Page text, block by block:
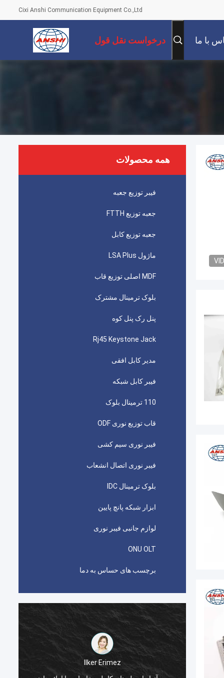
Cixi Anshi Communication Equipment Co.,Ltd
با ما درخواست نقل قول
همه محصولات
فیبر توزیع جعبه
جعبه توزیع FTTH
جعبه توزیع کابل
ماژول LSA Plus
MDF اصلی توزیع قاب
بلوک ترمینال مشترک
پنل رک پنل کوه
Rj45 Keystone Jack
مدیر کابل افقی
فیبر کابل شبکه
110 ترمینال بلوک
قاب توزیع نوری ODF
فیبر نوری سیم کشی
فیبر نوری اتصال انشعاب
بلوک ترمینال IDC
ابزار شبکه پانچ پایین
لوازم جانبی فیبر نوری
ONU OLT
برچسب های حساس به دما
احمد عبدالله
اتصال دهنده های picabond AMP TYCO مورد